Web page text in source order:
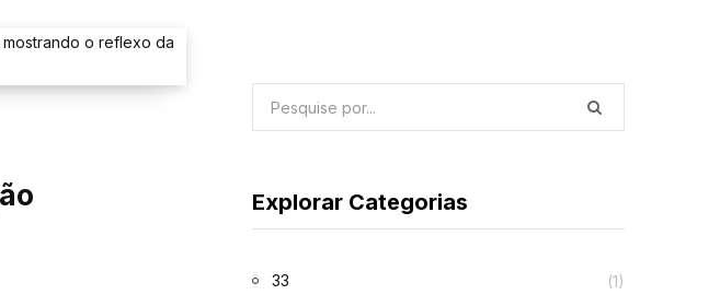
Explorar Categorias
33 (1)